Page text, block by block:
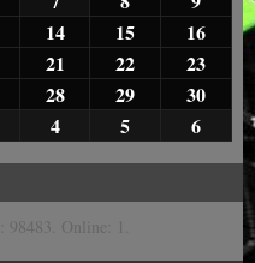
14 15
16
21 22
23
28 29
30
4 5 6
98483 . Online: 1.